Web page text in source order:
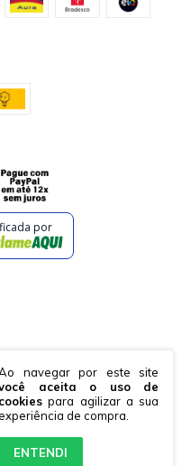
navegar por este site
aceita o uso de
cookies para agilizar a sua
de compra.
ENTENDI
por
- 19882364000170 - 2026.